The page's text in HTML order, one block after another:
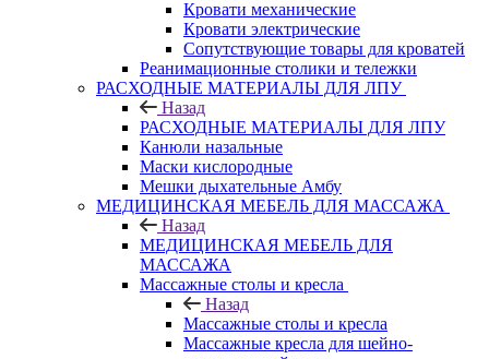
Кровати механические
Кровати электрические
Сопутствующие товары для кроватей
Реанимационные столики и тележки
РАСХОДНЫЕ МАТЕРИАЛЫ ДЛЯ ЛПУ
Назад
РАСХОДНЫЕ МАТЕРИАЛЫ ДЛЯ ЛПУ
Канюли назальные
Маски кислородные
Мешки дыхательные Амбу
МЕДИЦИНСКАЯ МЕБЕЛЬ ДЛЯ МАССАЖА
Назад
МЕДИЦИНСКАЯ МЕБЕЛЬ ДЛЯ
МАССАЖА
Массажные столы и кресла
Назад
Массажные столы и кресла
Массажные кресла для шейно-